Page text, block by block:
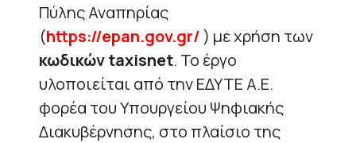
Πύλης Αναπηρίας
(https://epan.gov.gr/) με χρήση των
κωδικών taxisnet. Το έργο
υλοποιείται από την ΕΔΥΤΕ Α.Ε.
φορέα του Υπουργείου Ψηφιακής
Διακυβέρνησης, στο πλαίσιο της